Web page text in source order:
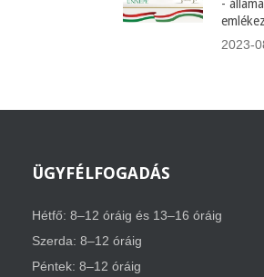
-
2023-
ÜGYFÉLFOGADÁS
Hétfő: 8–12 óráig és 13–16 óráig
Szerda: 8–12 óráig
Péntek: 8–12 óráig